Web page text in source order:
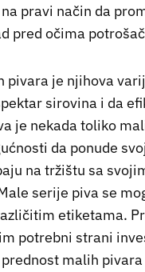
pravi način da
pred očima
pivara je njihova
sirovina i da
je nekada toliko
da ponude
na tržištu sa
serije piva se
etiketama.
potrebni strani
malih